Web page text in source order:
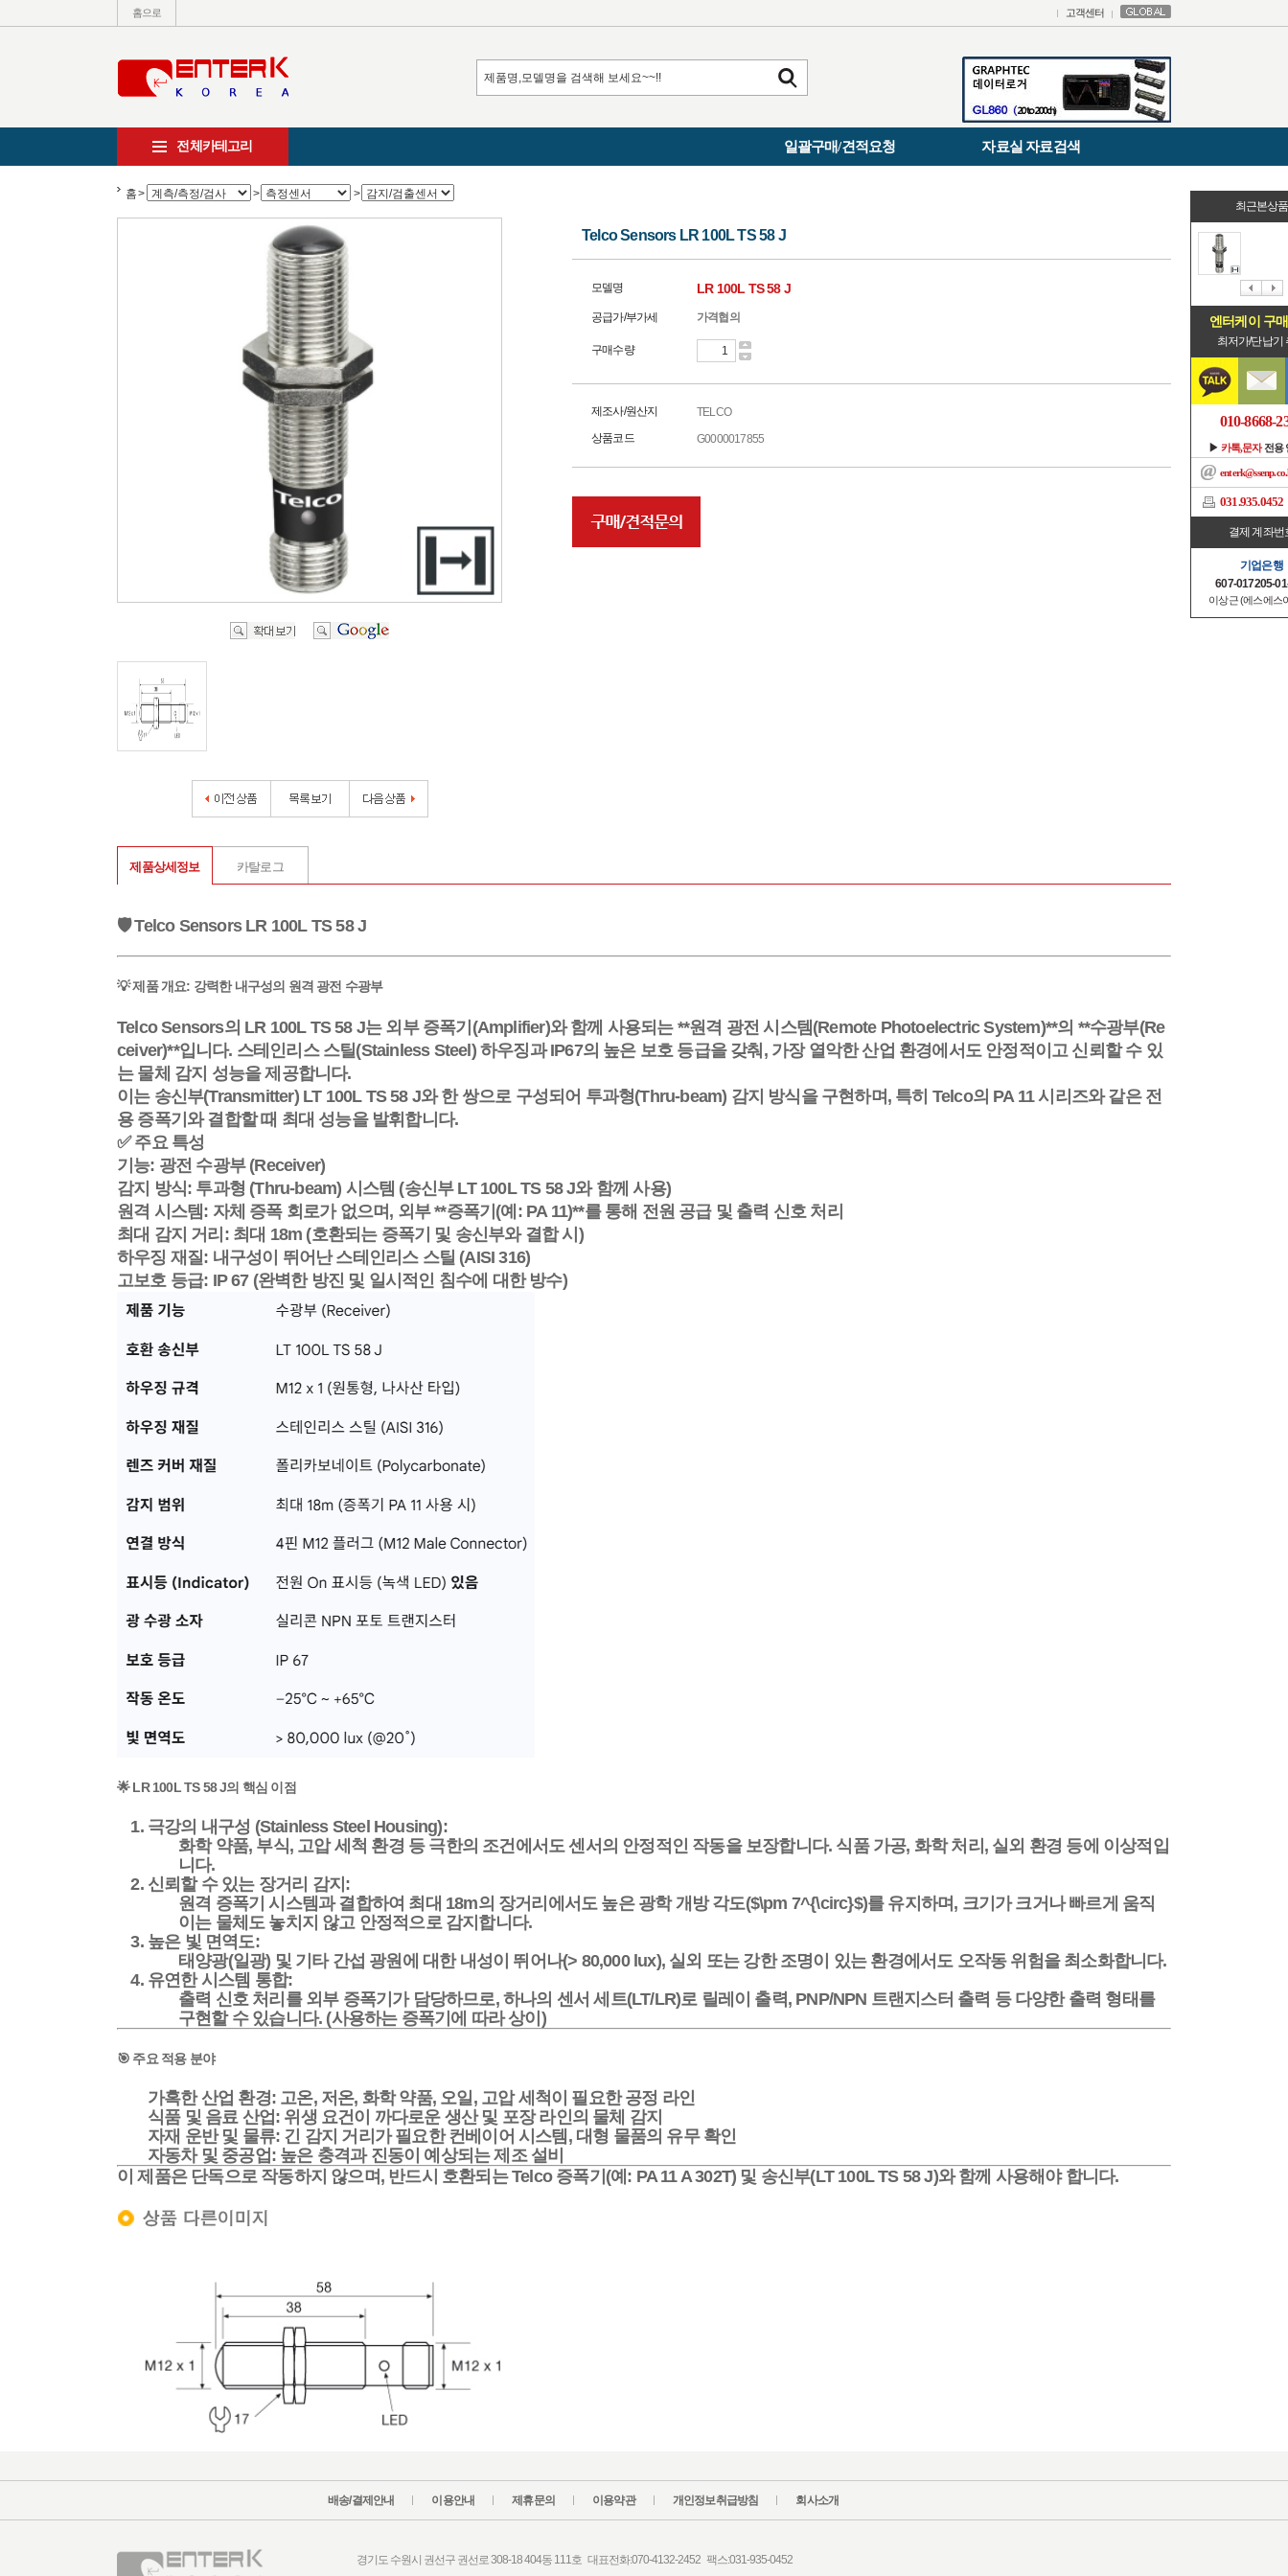
홈으로 고객센터
전체카테고리 일괄구매/견적요청 자료실 자료검색
홈> > >
Telco Sensors LR 100L TS 58 J
모델명 LR 100L TS 58 J
공급가/부가세 가격협의
구매수량
제조사/원산지
TELCO
상품코드
G0000017855
제품상세정보 카탈로그
🛡️ Telco Sensors LR 100L TS 58 J
💡 제품 개요: 강력한 내구성의 원격 광전 수광부
Telco Sensors의 LR 100L TS 58 J는 외부 증폭기(Amplifier)와 함께 사용되는 **원격 광전 시스템(Remote Photoelectric System)**의 **수광부(Re
ceiver)**입니다. 스테인리스 스틸(Stainless Steel) 하우징과 IP67의 높은 보호 등급을 갖춰, 가장 열악한 산업 환경에서도 안정적이고 신뢰할 수 있
는 물체 감지 성능을 제공합니다.
이는 송신부(Transmitter) LT 100L TS 58 J와 한 쌍으로 구성되어 투과형(Thru-beam) 감지 방식을 구현하며, 특히 Telco의 PA 11 시리즈와 같은 전
용 증폭기와 결합할 때 최대 성능을 발휘합니다.
✅ 주요 특성
기능: 광전 수광부 (Receiver)
감지 방식: 투과형 (Thru-beam) 시스템 (송신부 LT 100L TS 58 J와 함께 사용)
원격 시스템: 자체 증폭 회로가 없으며, 외부 **증폭기(예: PA 11)**를 통해 전원 공급 및 출력 신호 처리
최대 감지 거리: 최대 18m (호환되는 증폭기 및 송신부와 결합 시)
하우징 재질: 내구성이 뛰어난스테인리스 스틸 (AISI 316)
고보호 등급: IP 67(완벽한 방진 및 일시적인 침수에 대한 방수)
🌟 LR 100L TS 58 J의 핵심 이점
극강의 내구성 (Stainless Steel Housing):
화학 약품, 부식, 고압 세척 환경 등 극한의 조건에서도 센서의 안정적인 작동을 보장합니다. 식품 가공, 화학 처리, 실외 환경 등에 이상적입
니다.
신뢰할 수 있는 장거리 감지:
원격 증폭기 시스템과 결합하여 최대 18m의 장거리에서도 높은 광학 개방 각도($\pm 7^{\circ}$)를 유지하며, 크기가 크거나 빠르게 움직
이는 물체도 놓치지 않고 안정적으로 감지합니다.
높은 빛 면역도:
태양광(일광) 및 기타 간섭 광원에 대한 내성이 뛰어나(> 80,000 lux), 실외 또는 강한 조명이 있는 환경에서도 오작동 위험을 최소화합니다.
유연한 시스템 통합:
출력 신호 처리를 외부 증폭기가 담당하므로, 하나의 센서 세트(LT/LR)로 릴레이 출력, PNP/NPN 트랜지스터 출력 등 다양한 출력 형태를
구현할 수 있습니다. (사용하는 증폭기에 따라 상이)
🎯 주요 적용 분야
가혹한 산업 환경: 고온, 저온, 화학 약품, 오일, 고압 세척이 필요한 공정 라인
식품 및 음료 산업: 위생 요건이 까다로운 생산 및 포장 라인의 물체 감지
자재 운반 및 물류: 긴 감지 거리가 필요한 컨베이어 시스템, 대형 물품의 유무 확인
자동차 및 중공업: 높은 충격과 진동이 예상되는 제조 설비
이 제품은 단독으로 작동하지 않으며, 반드시 호환되는 Telco 증폭기(예: PA 11 A 302T) 및 송신부(LT 100L TS 58 J)와 함께 사용해야 합니다.
최근본상품
엔터케이 구
최저가/단납기
010-8668-
▶ 카톡,문자전용
031.935.0452
결제 계좌번
기업은행
607-017205-
이상근 (에스에스
배송/결제안내 이용안내 제휴문의 이용약관 개인정보취급방침 회사소개
경기도 수원시 권선구 권선로 308-18 404동 111호 대표전화:070-4132-2452 팩스:031-935-0452